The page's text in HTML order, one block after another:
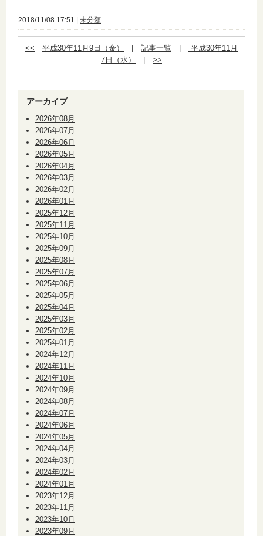
2018/11/08 17:51 | 未分類
<< 平成30年11月9日（金） 記事一覧
平成30年11月
7日（水）
>>
アーカイブ
2026年08月
2026年07月
2026年06月
2026年05月
2026年04月
2026年03月
2026年02月
2026年01月
2025年12月
2025年11月
2025年10月
2025年09月
2025年08月
2025年07月
2025年06月
2025年05月
2025年04月
2025年03月
2025年02月
2025年01月
2024年12月
2024年11月
2024年10月
2024年09月
2024年08月
2024年07月
2024年06月
2024年05月
2024年04月
2024年03月
2024年02月
2024年01月
2023年12月
2023年11月
2023年10月
2023年09月